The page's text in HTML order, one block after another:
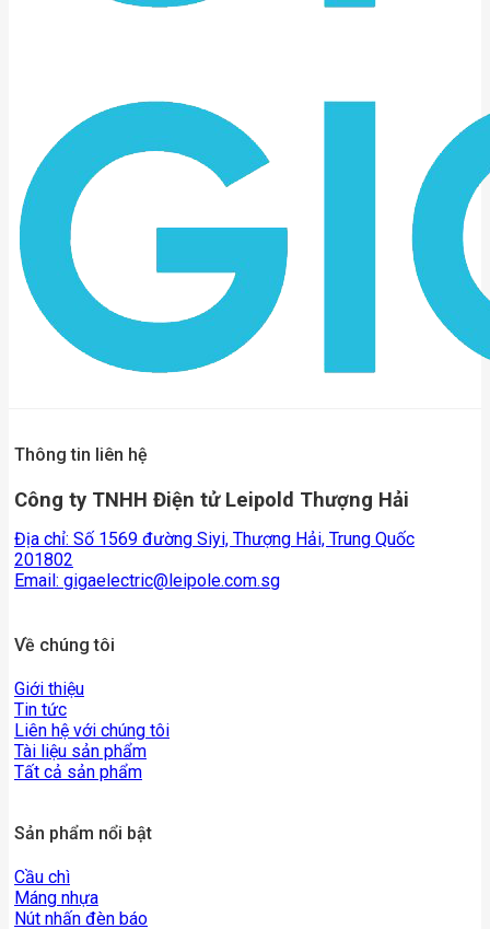
Thông tin liên hệ
Công ty TNHH Điện tử Leipold Thượng Hải
Địa chỉ: Số 1569 đường Siyi, Thượng Hải, Trung Quốc
201802
Email: gigaelectric@leipole.com.sg
Về chúng tôi
Giới thiệu
Tin tức
Liên hệ với chúng tôi
Tài liệu sản phẩm
Tất cả sản phẩm
Sản phẩm nổi bật
Cầu chì
Máng nhựa
Nút nhấn đèn báo